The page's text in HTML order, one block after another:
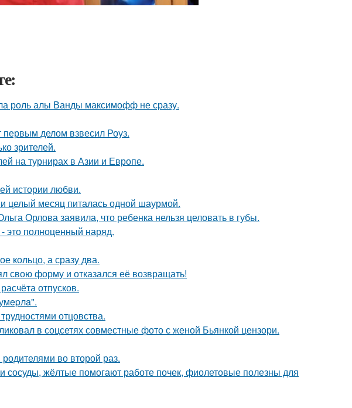
роль алы Ванды максимофф не сразу.
первым делом взвесил Роуз.
зрителей.
на турнирах в Азии и Европе.
истории любви.
целый месяц питалась одной шаурмой.
Орлова заявила, что ребенка нельзя целовать в губы.
это полноценный наряд.
кольцо, а сразу два.
свою форму и отказался её возвращать!
отпусков.
отцовства.
в соцсетях совместные фото с женой Бьянкой цензори.
во второй раз.
сосуды, жёлтые помогают работе почек, фиолетовые полезны для